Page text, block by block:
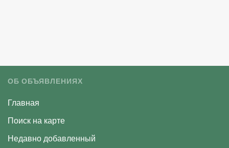
ОБ ОБЪЯВЛЕНИЯХ
Главная
Поиск на карте
Недавно добавленный